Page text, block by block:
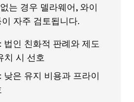
는 경우 델라웨어, 와이
자주 검토됩니다.
법인 친화적 판례와 제도
치 시 선호
낮은 유지 비용과 프라이